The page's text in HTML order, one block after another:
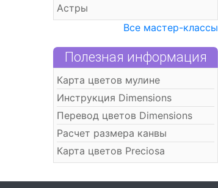
Астры
Все мастер-классы
Полезная информация
Карта цветов мулине
Инструкция Dimensions
Перевод цветов Dimensions
Расчет размера канвы
Карта цветов Preciosa